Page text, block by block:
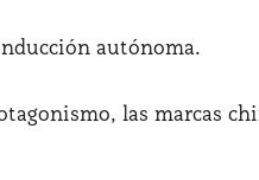
autónoma.
las marcas